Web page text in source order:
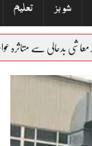
شوبز تعلیم